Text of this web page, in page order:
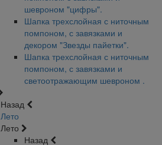
шевроном "цифры".
Шапка трехслойная с ниточным
помпоном, с завязками и
декором "Звезды пайетки".
Шапка трехслойная с ниточным
помпоном, с завязками и
светоотражающим шевроном .
Назад
Лето
Лето
Назад